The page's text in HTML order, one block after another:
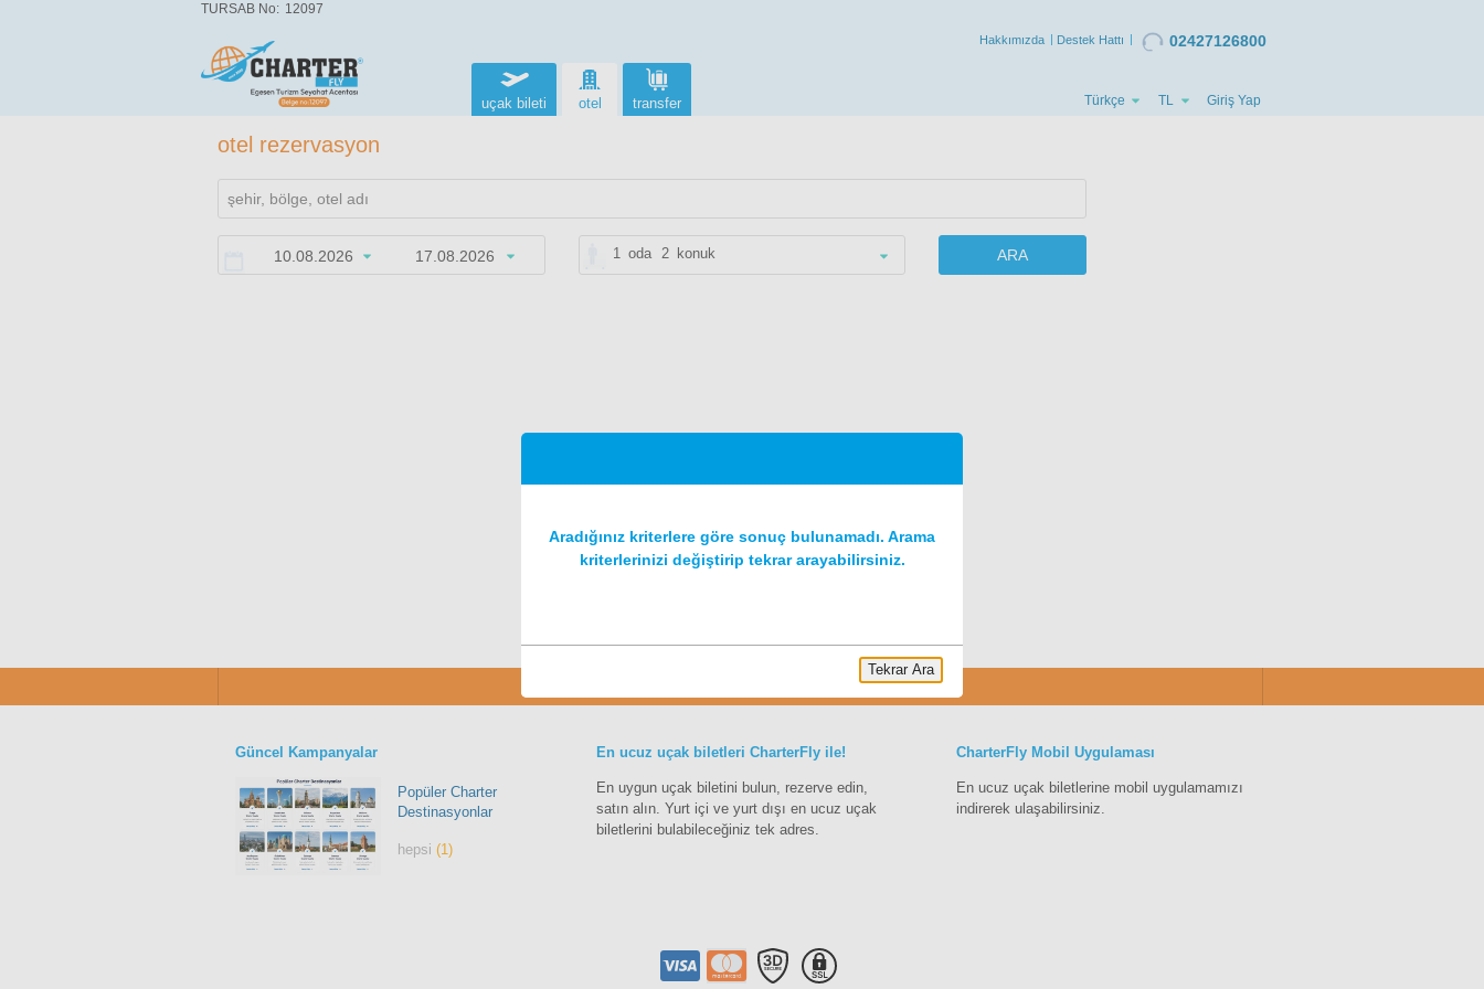
TURSAB No: 12097
Hakkımızda Destek Hattı 02427126800
uçak bileti otel transfer Türkçe TL Giriş Yap
otel rezervasyon
1 oda 2 konuk ARA
Güncel Kampanyalar
Popüler Charter
Destinasyonlar
hepsi(1)
En ucuz uçak biletleri CharterFly ile!
En uygun uçak biletini bulun, rezerve edin,
satın alın. Yurt içi ve yurt dışı en ucuz uçak
biletlerini bulabileceğiniz tek adres.
CharterFly Mobil Uygulaması
En ucuz uçak biletlerine mobil uygulamamızı
indirerek ulaşabilirsiniz.
Aradığınız kriterlere göre sonuç bulunamadı. Arama
kriterlerinizi değiştirip tekrar arayabilirsiniz.
Tekrar Ara